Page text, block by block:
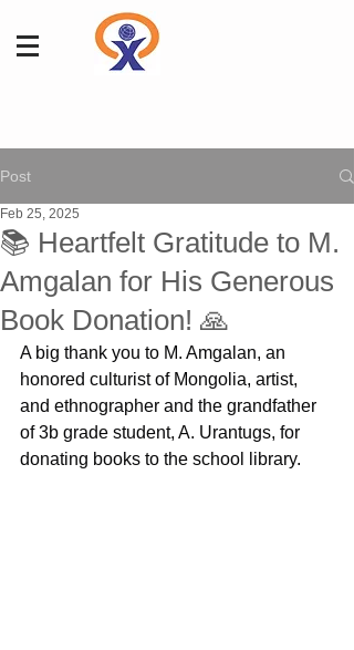
Post
📚 Heartfelt Gratitude to M.
Amgalan for His Generous
Book Donation! 🙏
Feb 25, 2025
A big thank you to M. Amgalan, an
honored culturist of Mongolia, artist,
and ethnographer and the grandfather
of 3b grade student, A. Urantugs, for
donating books to the school library.